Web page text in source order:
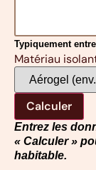
Typiquement
Matériau
Calculer
Entrez les
« Calculer »
habitable.